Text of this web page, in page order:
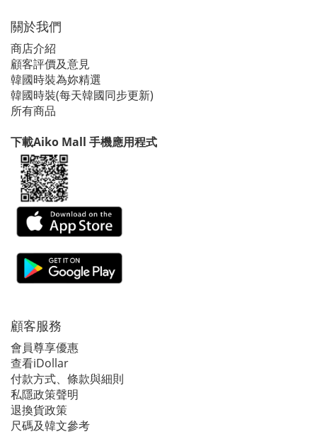
關於我們
商店介紹
顧客評價及意見
韓國時裝為妳精選
韓國時裝(每天韓國同步更新)
所有商品
下載Aiko Mall 手機應用程式
顧客服務
會員尊享優惠
查看iDollar
付款方式、條款與細則
私隱政策聲明
退換貨政策
尺碼及韓文參考